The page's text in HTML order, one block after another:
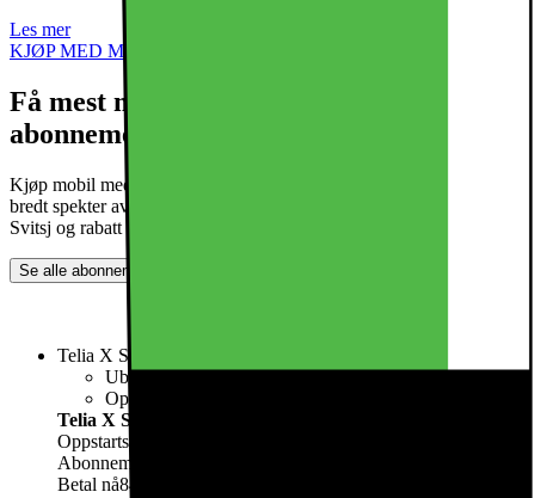
Les mer
KJØP MED MOBILABONNEMENT
Få mest mulig ut av mobilen din med rett
abonnement
Kjøp mobil med tilpasset abonnement. Vi tilbyr abonnement med et
bredt spekter av datamengde og ulike betalingsløsninger som Swap,
Svitsj og rabatt ved avtaletid
Se alle abonnementer
Telia X Start
Ubegrenset databruk
Opptil 10 Mbit/s
Telia X Start
Oppstartsavgift
Abonnement
Betal nå8487.-